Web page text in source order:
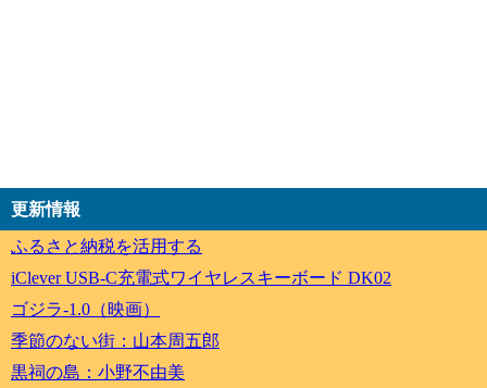
更新情報
ふるさと納税を活用する
iClever USB-C充電式ワイヤレスキーボード DK02
ゴジラ-1.0（映画）
季節のない街：山本周五郎
黒祠の島：小野不由美